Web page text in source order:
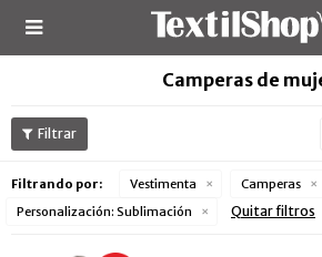

Camperas de
Filtrando por: Vestimenta
Camperas
Personalización: Sublimación Quitar filtros